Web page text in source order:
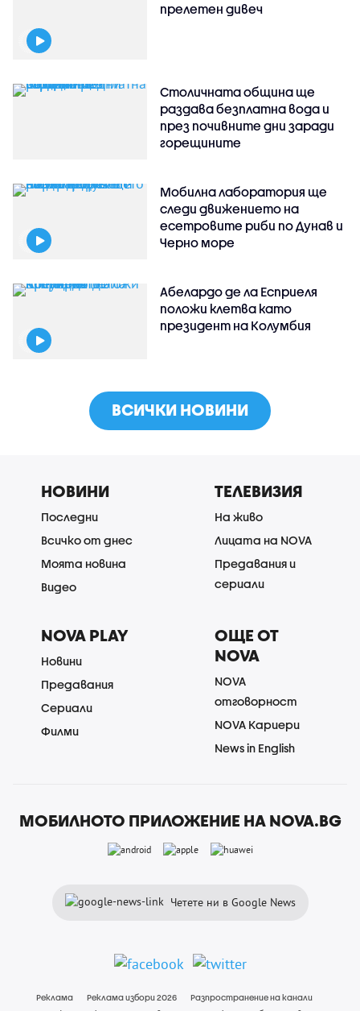
прелетен дивеч
Столичната община ще
раздава безплатна вода и
през почивните дни заради
горещините
Мобилна лаборатория ще
следи движението на
есетровите риби по Дунав и
Черно море
Абелардо де ла Есприеля
положи клетва като
президент на Колумбия
ВСИЧКИ НОВИНИ
НОВИНИ
Последни
Всичко от днес
Моята новина
Видео
ТЕЛЕВИЗИЯ
На живо
Лицата на NOVA
Предавания и
сериали
NOVA PLAY
Новини
Предавания
Сериали
Филми
ОЩЕ ОТ
NOVA
NOVA
отговорност
NOVA Кариери
News in English
МОБИЛНОТО ПРИЛОЖЕНИЕ НА NOVA.BG
Четете ни в Google News
Реклама Реклама избори 2026
Разпространение на канали